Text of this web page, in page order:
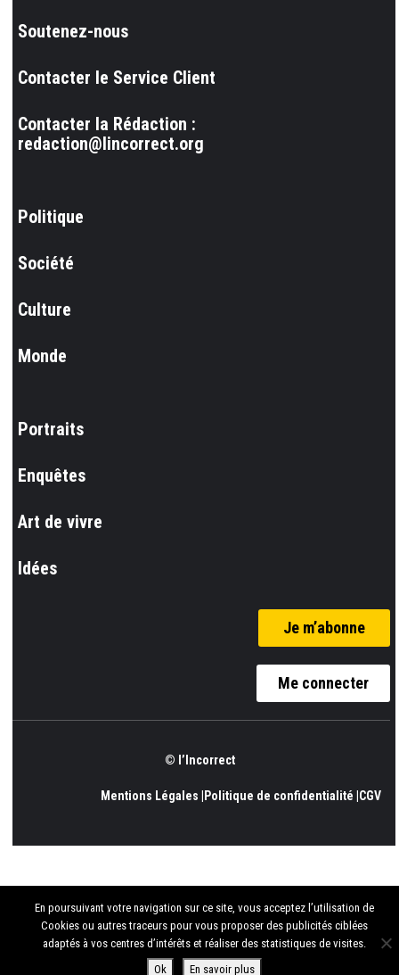
Soutenez-nous
Contacter le Service Client
Contacter la Rédaction :
redaction@lincorrect.org
Politique
Société
Culture
Monde
Portraits
Enquêtes
Art de vivre
Idées
Je m’abonne
Me connecter
© l’Incorrect
Mentions Légales |Politique de confidentialité |CGV
En poursuivant votre navigation sur ce site, vous acceptez l’utilisation de
Cookies ou autres traceurs pour vous proposer des publicités ciblées
adaptés à vos centres d’intérêts et réaliser des statistiques de visites.
Ok
En savoir plus